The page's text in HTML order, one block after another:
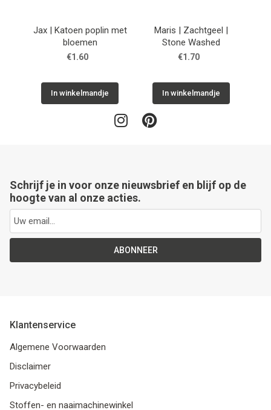
Jax | Katoen poplin met
bloemen
€1.60
In winkelmandje
Maris | Zachtgeel |
Stone Washed
€1.70
In winkelmandje
Schrijf je in voor onze nieuwsbrief en blijf op de
hoogte van al onze acties.
ABONNEER
Klantenservice
Algemene Voorwaarden
Disclaimer
Privacybeleid
Stoffen- en naaimachinewinkel